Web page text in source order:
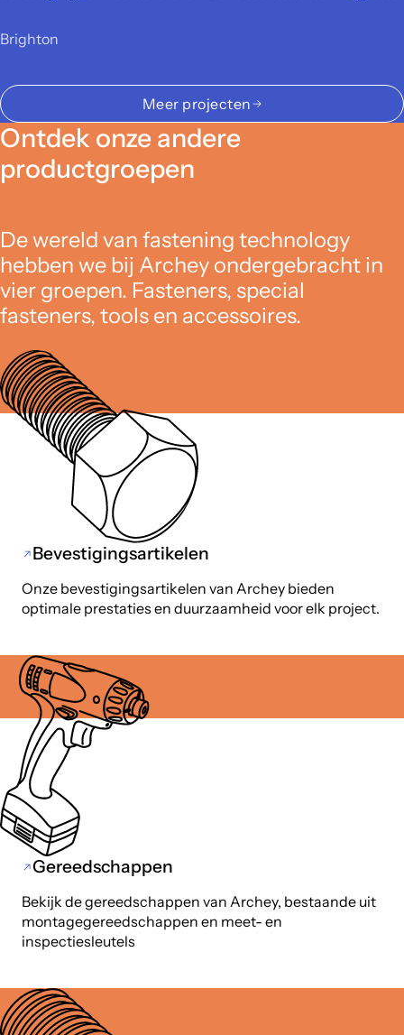
Brighton
Meer projecten
Ontdek onze andere
productgroepen
De wereld van fastening technology
hebben we bij Archey ondergebracht in
vier groepen. Fasteners, special
fasteners, tools en accessoires.
Bevestigingsartikelen
Onze bevestigingsartikelen van Archey bieden
optimale prestaties en duurzaamheid voor elk project.
Gereedschappen
Bekijk de gereedschappen van Archey, bestaande uit
montagegereedschappen en meet- en
inspectiesleutels